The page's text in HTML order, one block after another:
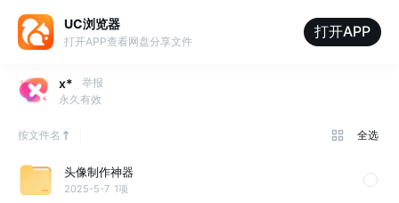
UC浏览器
打开APP查看网盘分享文件
打开APP
x*
举报
永久有效
按文件名 全选
头像制作神器
2025-5-7 1项